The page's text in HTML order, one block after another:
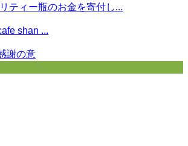
ティー瓶のお金を寄付し...
shan ...
謝の意